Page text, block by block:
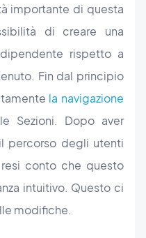
importante di questa
di creare una
rispetto a
Fin dal principio
la navigazione
Sezioni. Dopo aver
percorso degli utenti
conto che questo
intuitivo. Questo ci
modifiche.